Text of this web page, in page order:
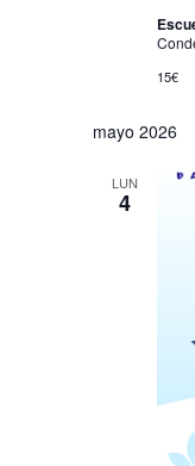
15€
mayo 2026
LUN
4